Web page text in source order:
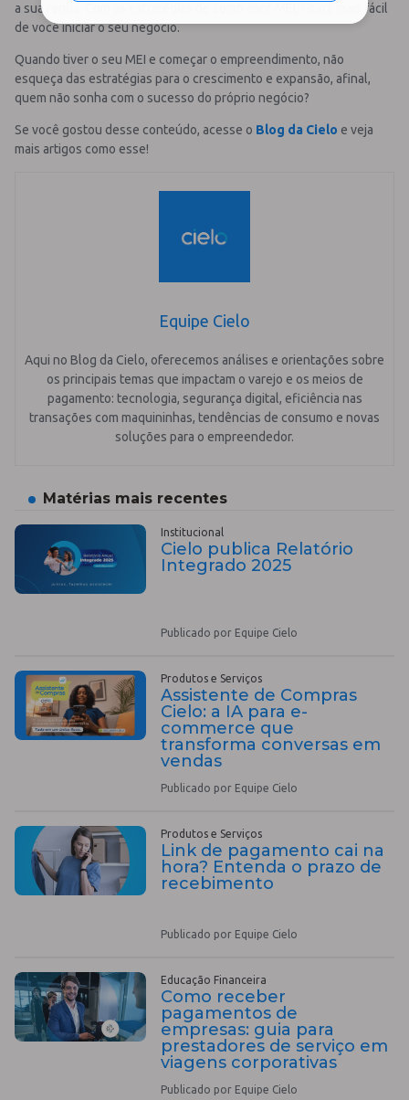
a sua renda. Com as estratégias de como abrir MEI, ficará mais fácil
de você iniciar o seu negócio.
Quando tiver o seu MEI e começar o empreendimento, não
esqueça das estratégias para o crescimento e expansão, afinal,
quem não sonha com o sucesso do próprio negócio?
Se você gostou desse conteúdo, acesse o Blog da Cielo e veja
mais artigos como esse!
Equipe Cielo
Aqui no Blog da Cielo, oferecemos análises e orientações sobre
os principais temas que impactam o varejo e os meios de
pagamento: tecnologia, segurança digital, eficiência nas
transações com maquininhas, tendências de consumo e novas
soluções para o empreendedor.
Matérias mais recentes
Institucional
Cielo publica Relatório
Integrado 2025
Publicado por Equipe Cielo
Produtos e Serviços
Assistente de Compras
Cielo: a IA para e-
commerce que
transforma conversas em
vendas
Publicado por Equipe Cielo
Produtos e Serviços
Link de pagamento cai na
hora? Entenda o prazo de
recebimento
Publicado por Equipe Cielo
Educação Financeira
Como receber
pagamentos de
empresas: guia para
prestadores de serviço em
viagens corporativas
Publicado por Equipe Cielo